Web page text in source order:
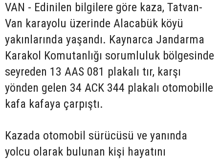
VAN - Edinilen bilgilere göre kaza, Tatvan-
Van karayolu üzerinde Alacabük köyü
yakınlarında yaşandı. Kaynarca Jandarma
Karakol Komutanlığı sorumluluk bölgesinde
seyreden 13 AAS 081 plakalı tır, karşı
yönden gelen 34 ACK 344 plakalı otomobille
kafa kafaya çarpıştı.
Kazada otomobil sürücüsü ve yanında
yolcu olarak bulunan kişi hayatını